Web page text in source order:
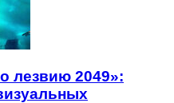
лезвию 2049»: